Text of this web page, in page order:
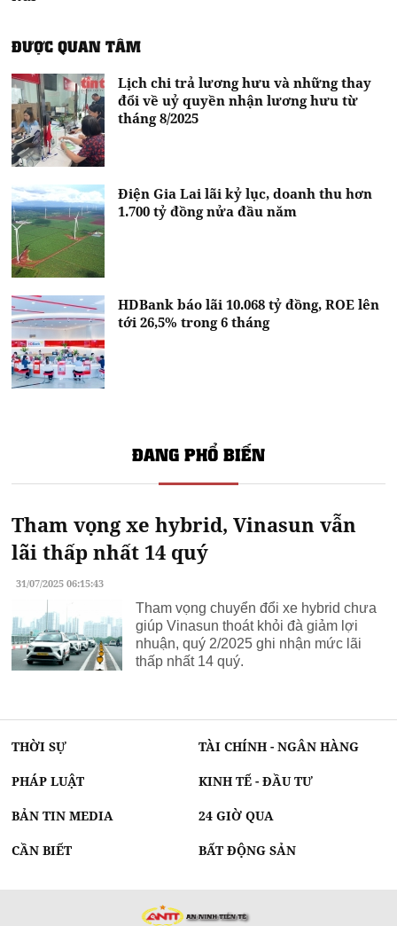
ĐƯỢC QUAN TÂM
Lịch chi trả lương hưu và những thay
đổi về uỷ quyền nhận lương hưu từ
tháng 8/2025
Điện Gia Lai lãi kỷ lục, doanh thu hơn
1.700 tỷ đồng nửa đầu năm
HDBank báo lãi 10.068 tỷ đồng, ROE lên
tới 26,5% trong 6 tháng
ĐANG PHỔ BIẾN
Tham vọng xe hybrid, Vinasun vẫn
lãi thấp nhất 14 quý
31/07/2025 06:15:43
Tham vọng chuyển đổi xe hybrid chưa
giúp Vinasun thoát khỏi đà giảm lợi
nhuận, quý 2/2025 ghi nhận mức lãi
thấp nhất 14 quý.
THỜI SỰ TÀI CHÍNH - NGÂN HÀNG
PHÁP LUẬT KINH TẾ - ĐẦU TƯ
BẢN TIN MEDIA 24 GIỜ QUA
CẦN BIẾT BẤT ĐỘNG SẢN